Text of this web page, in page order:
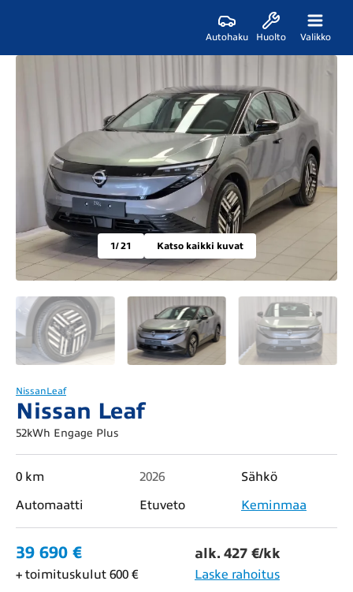
Autohaku Huolto Valikko
1/ 21 Katso kaikki kuvat
NissanLeaf
Nissan Leaf
52kWh Engage Plus
0 km 2026
Sähkö
Automaatti
Etuveto Keminmaa
39 690 € alk. 427 €/kk
+ toimituskulut 600 € Laske rahoitus